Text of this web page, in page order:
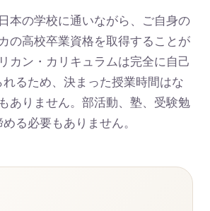
本の学校に通いながら、ご自身の
の高校卒業資格を取得することが
カン・カリキュラムは完全に自己
るため、決まった授業時間はな
ありません。部活動、塾、受験勉
る必要もありません。